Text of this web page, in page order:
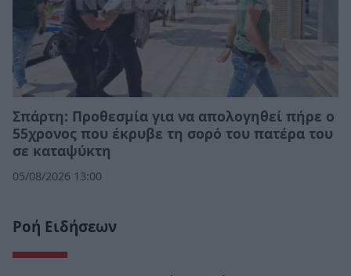
Σπάρτη: Προθεσμία για να απολογηθεί πήρε ο
55χρονος που έκρυβε τη σορό του πατέρα του
σε καταψύκτη
05/08/2026 13:00
Ροή Ειδήσεων